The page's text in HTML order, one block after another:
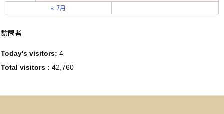
« 7月
訪問者
Today's visitors: 4
Total visitors : 42,760